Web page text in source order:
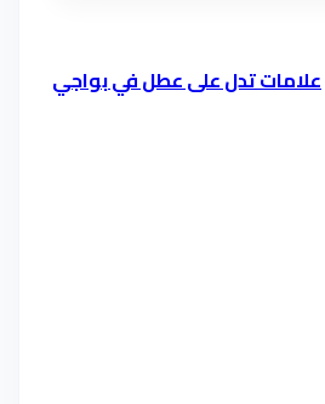
علامات تدل على عطل في بواجي